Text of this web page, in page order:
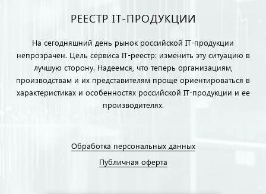
РЕЕСТР IT-ПРОДУКЦИИ
На сегодняшний день рынок российской IT-продукции
непрозрачен. Цель сервиса IT-реестр: изменить эту ситуацию в
лучшую сторону. Надеемся, что теперь организациям,
производствам и их представителям проще ориентироваться в
характеристиках и особенностях российской IT-продукции и ее
производителях.
Обработка персональных данных
Публичная оферта